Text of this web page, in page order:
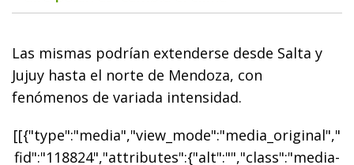
Las mismas podrían extenderse desde Salta y
Jujuy hasta el norte de Mendoza, con
fenómenos de variada intensidad.
[[{"type":"media","view_mode":"media_original","
fid":"118824","attributes":{"alt":"","class":"media-